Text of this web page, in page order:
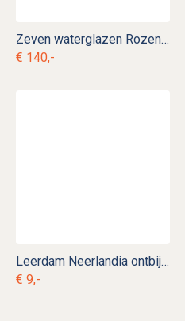
Zeven waterglazen Rozendaal Kristalunie Maastricht
€ 140,-
Leerdam Neerlandia ontbijtbord
€ 9,-